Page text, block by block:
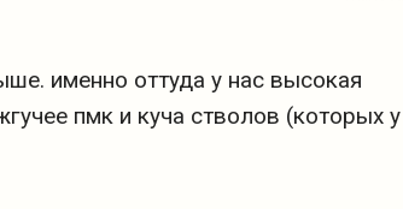
именно оттуда у нас высокая
пмк и куча стволов (которых у